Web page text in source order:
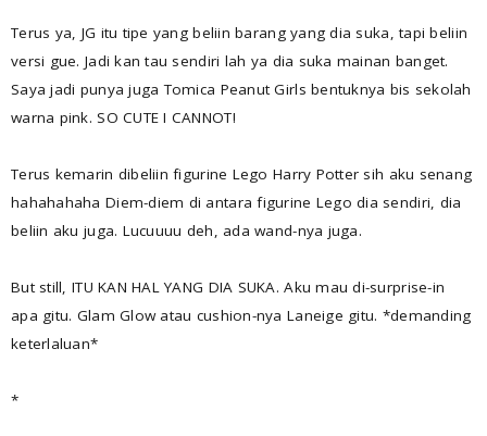
Terus ya, JG itu tipe yang beliin barang yang dia suka, tapi beliin
versi gue. Jadi kan tau sendiri lah ya dia suka mainan banget.
Saya jadi punya juga Tomica Peanut Girls bentuknya bis sekolah
warna pink. SO CUTE I CANNOT!
Terus kemarin dibeliin figurine Lego Harry Potter sih aku senang
hahahahaha Diem-diem di antara figurine Lego dia sendiri, dia
beliin aku juga. Lucuuuu deh, ada wand-nya juga.
But still, ITU KAN HAL YANG DIA SUKA. Aku mau di-surprise-in
apa gitu. Glam Glow atau cushion-nya Laneige gitu. *demanding
keterlaluan*
*